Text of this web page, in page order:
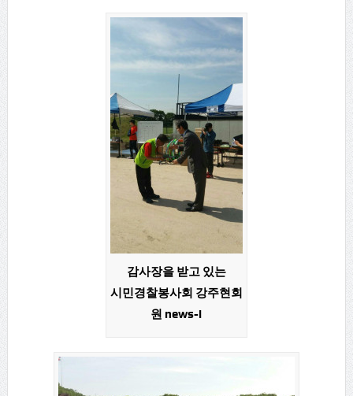
감사장을 받고 있는
시민경찰봉사회 강주현회
원 news-i